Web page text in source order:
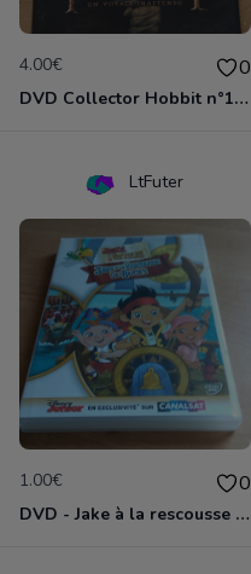
4.00€ 0
DVD Collector Hobbit n°1 - Un voyage inattendu
LtFuter
1.00€ 0
DVD - Jake à la rescousse de Bucky